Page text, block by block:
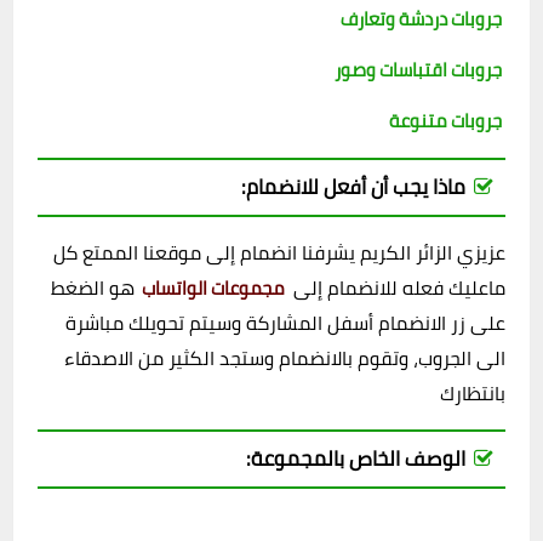
جروبات دردشة وتعارف
جروبات اقتباسات وصور
جروبات متنوعة
ماذا يجب أن أفعل للانضمام:
عزيزي الزائر الكريم يشرفنا انضمام إلى موقعنا الممتع كل
ماعليك فعله للانضمام إلى مجموعات الواتساب هو الضغط
على زر الانضمام أسفل المشاركة وسيتم تحويلك مباشرة
الى الجروب، وتقوم بالانضمام وستجد الكثير من الاصدقاء
بانتظارك
الوصف الخاص بالمجموعة: